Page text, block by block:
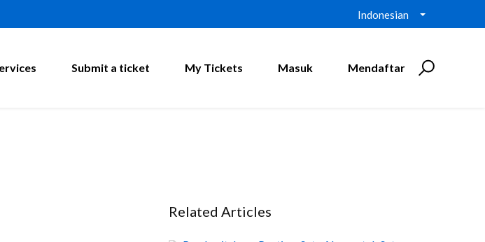
Indonesian
Submit a ticket My Tickets Masuk Mendaftar
Related Articles